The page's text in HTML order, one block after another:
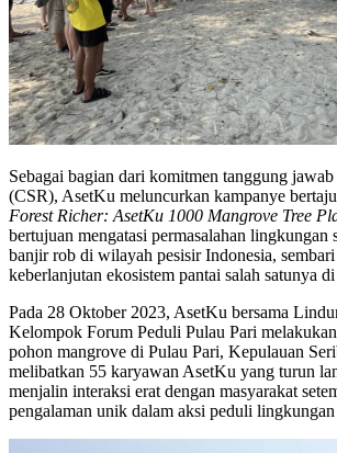
Sebagai bagian dari komitmen tanggung jawab
(CSR), AsetKu meluncurkan kampanye
Forest Richer: AsetKu 1000 Mangrove Tree
bertujuan mengatasi permasalahan lingkungan
banjir rob di wilayah pesisir Indonesia,
keberlanjutan ekosistem pantai salah satunya
Pada 28 Oktober 2023, AsetKu bersama
Kelompok Forum Peduli Pulau Pari
pohon mangrove di Pulau Pari, Kepulauan
melibatkan 55 karyawan AsetKu yang turun
menjalin interaksi erat dengan masyarakat
pengalaman unik dalam aksi peduli